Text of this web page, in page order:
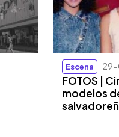
Escena
FOTOS |
modelos